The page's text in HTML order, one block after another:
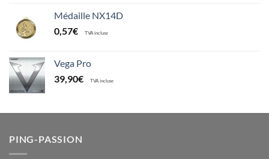
Médaille NX14D
0,57€ TVA incluse
Vega Pro
39,90€ TVA incluse
PING-PASSION